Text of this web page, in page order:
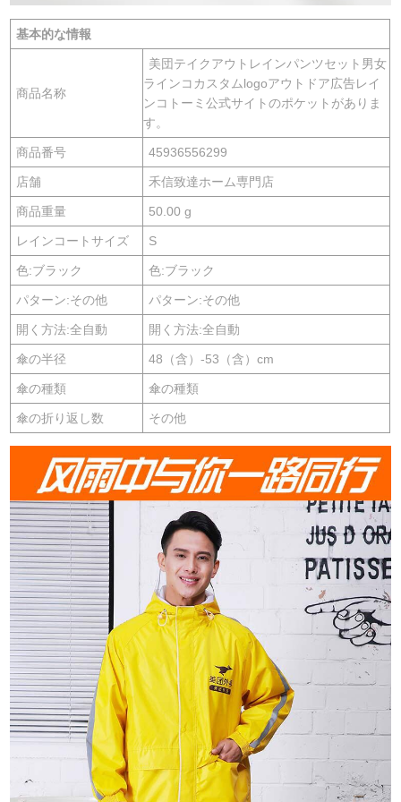
基本的な情報
商品名称
美団テイクアウトレインパンツセット男女
ラインコカスタムlogoアウトドア広告レイ
ンコトーミ公式サイトのポケットがありま
す。
商品番号 45936556299
店舗 禾信致達ホーム専門店
商品重量 50.00 g
レインコートサイズ S
色:ブラック 色:ブラック
パターン:その他 パターン:その他
開く方法:全自動 開く方法:全自動
傘の半径 48（含）-53（含）cm
傘の種類 傘の種類
傘の折り返し数 その他